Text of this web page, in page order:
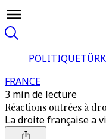
POLITIQUE
FRANCE
3 min de lecture
Réactions outrées à
La droite française a